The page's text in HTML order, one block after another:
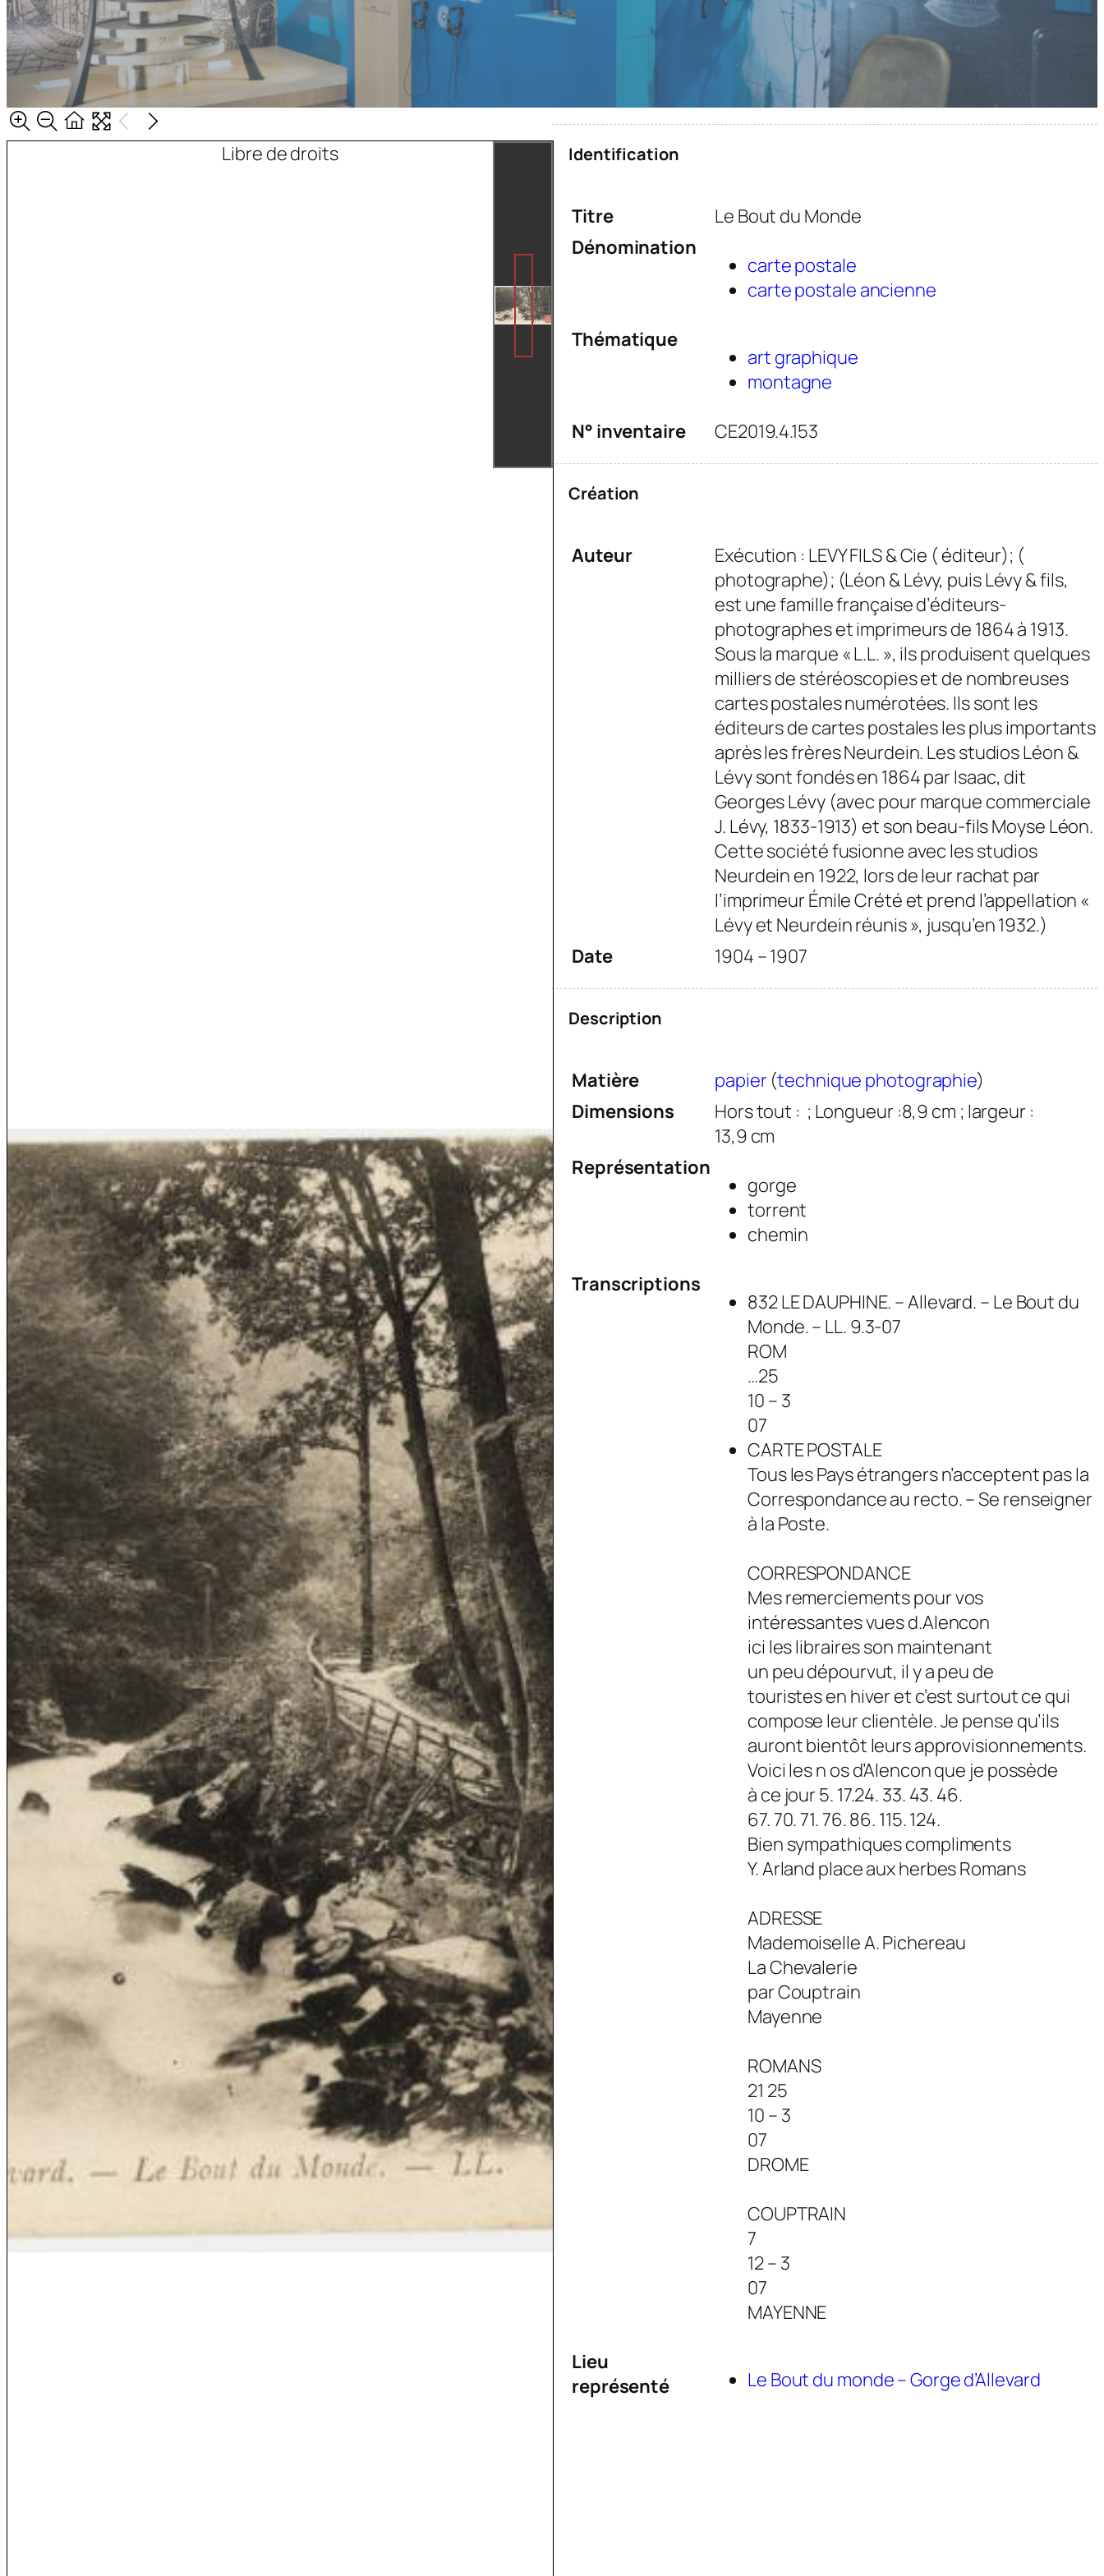
Libre de droits Identification
Titre
Le Bout du Monde
Dénomination
carte postale
carte postale ancienne
Thématique
art graphique
montagne
N° inventaire
CE2019.4.153
Création
Auteur
Exécution : LEVY FILS & Cie ( éditeur); (
photographe); (Léon & Lévy, puis Lévy & fils,
est une famille française d’éditeurs-
photographes et imprimeurs de 1864 à 1913.
Sous la marque « L.L. », ils produisent quelques
milliers de stéréoscopies et de nombreuses
cartes postales numérotées. Ils sont les
éditeurs de cartes postales les plus importants
après les frères Neurdein. Les studios Léon &
Lévy sont fondés en 1864 par Isaac, dit
Georges Lévy (avec pour marque commerciale
J. Lévy, 1833-1913) et son beau-fils Moyse Léon.
Cette société fusionne avec les studios
Neurdein en 1922, lors de leur rachat par
l’imprimeur Émile Crété et prend l’appellation «
Lévy et Neurdein réunis », jusqu’en 1932.)
Date
1904 – 1907
Description
Matière papier(technique photographie)
Dimensions
Hors tout : ; Longueur :8,9 cm ; largeur :
13,9 cm
Représentation
gorge
torrent
chemin
Transcriptions
832 LE DAUPHINE. – Allevard. – Le Bout du
Monde. – LL. 9.3-07
ROM
…25
10 – 3
07
CARTE POSTALE
Tous les Pays étrangers n’acceptent pas la
Correspondance au recto. – Se renseigner
à la Poste.
CORRESPONDANCE
Mes remerciements pour vos
intéressantes vues d.Alencon
ici les libraires son maintenant
un peu dépourvut, il y a peu de
touristes en hiver et c’est surtout ce qui
compose leur clientèle. Je pense qu’ils
auront bientôt leurs approvisionnements.
Voici les n os d’Alencon que je possède
à ce jour 5. 17.24. 33. 43. 46.
67. 70. 71. 76. 86. 115. 124.
Bien sympathiques compliments
Y. Arland place aux herbes Romans
ADRESSE
Mademoiselle A. Pichereau
La Chevalerie
par Couptrain
Mayenne
ROMANS
21 25
10 – 3
07
DROME
COUPTRAIN
7
12 – 3
07
MAYENNE
Lieu
représenté
Le Bout du monde – Gorge d’Allevard